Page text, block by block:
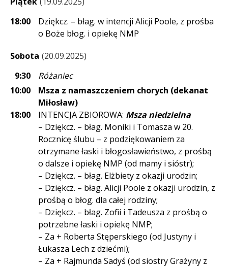
18:00
Dziękcz. – błag. w intencji Alicji Poole, z prośba
o Boże błog. i opiekę NMP
Sobota 20.09.2025
9:30
Różaniec
10:00
Msza z namaszczeniem chorych (dekanat
Miłosław)
18:00
INTENCJA ZBIOROWA: Msza niedzielna
– Dziękcz. – błag. Moniki i Tomasza w 20.
Rocznicę ślubu – z podziękowaniem za
otrzymane łaski i błogosławieństwo, z prośbą
o dalsze i opiekę NMP (od mamy i sióstr);
– Dziękcz. – błag. Elżbiety z okazji urodzin;
– Dziękcz. – błag. Alicji Poole z okazji urodzin, z
prośbą o błog. dla całej rodziny;
– Dziękcz. – błag. Zofii i Tadeusza z prośbą o
potrzebne łaski i opiekę NMP;
– Za + Roberta Stęperskiego (od Justyny i
Łukasza Lech z dziećmi);
– Za + Rajmunda Sadyś (od siostry Grażyny z